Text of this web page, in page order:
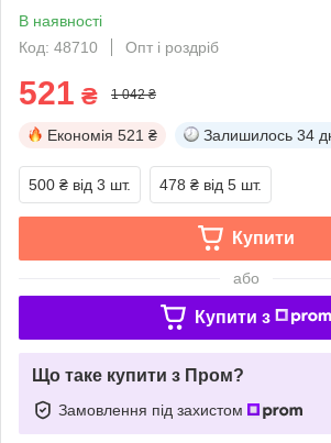
В наявності
Код: 48710
Опт і роздріб
521 ₴ 1 042 ₴
Економія 521 ₴ Залишилось 34
500 ₴ від 3 шт. 478 ₴ від 5 шт.
Купити
або
Купити з
Що таке купити з Пром?
Замовлення під захистом